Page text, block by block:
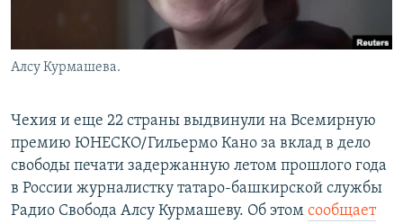
Алсу Курмашева.
Чехия и еще 22 страны выдвинули на Всемирную
премию ЮНЕСКО/Гильермо Кано за вклад в дело
свободы печати задержанную летом прошлого года
в России журналистку татаро-башкирской службы
Радио Свобода Алсу Курмашеву. Об этом сообщает